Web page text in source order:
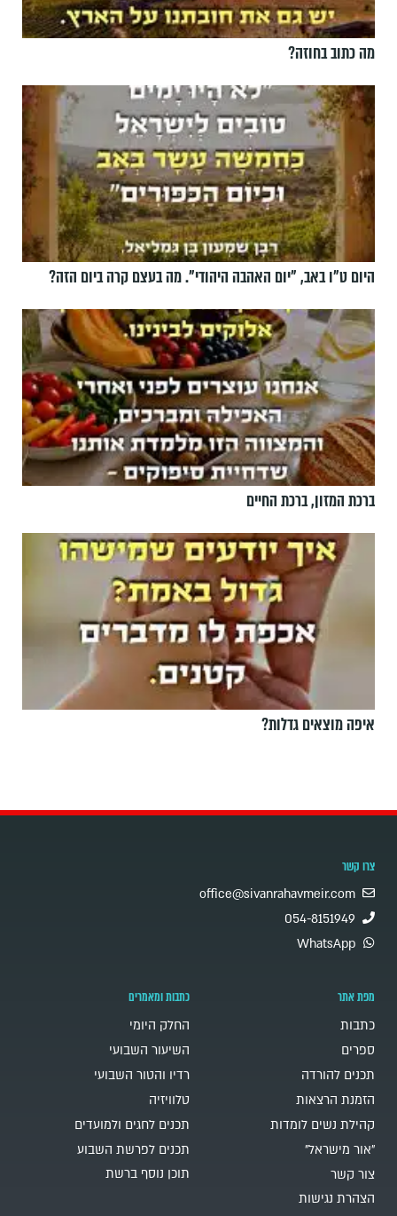
מה כתוב בחוזה?
היום ט"ו באב, ”יום האהבה היהודי". מה בעצם קרה ביום הזה?
ברכת המזון, ברכת החיים
איפה מוצאים גדלות?
צרו קשר
office@sivanrahavmeir.com
054-8151949
WhatsApp
מפת אתר
כתבות
ספרים
תכנים להורדה
הזמנת הרצאות
קהילת נשים לומדות
"אור מישראל"
צור קשר
הצהרת נגישות
כתבות ומאמרים
החלק היומי
השיעור השבועי
רדיו והטור השבועי
טלוויזיה
תכנים לחגים ולמועדים
תכנים לפרשת השבוע
תוכן נוסף ברשת